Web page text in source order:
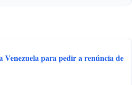
Venezuela para pedir a renúncia de